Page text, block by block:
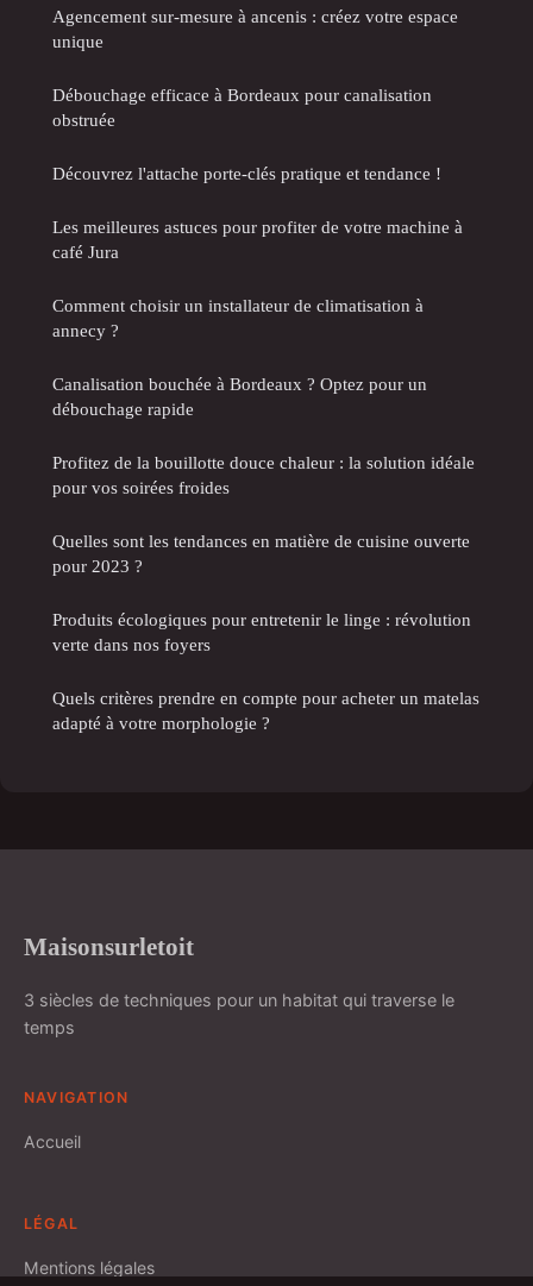
Agencement sur-mesure à ancenis : créez votre espace
unique
Débouchage efficace à Bordeaux pour canalisation
obstruée
Découvrez l'attache porte-clés pratique et tendance !
Les meilleures astuces pour profiter de votre machine à
café Jura
Comment choisir un installateur de climatisation à
annecy ?
Canalisation bouchée à Bordeaux ? Optez pour un
débouchage rapide
Profitez de la bouillotte douce chaleur : la solution idéale
pour vos soirées froides
Quelles sont les tendances en matière de cuisine ouverte
pour 2023 ?
Produits écologiques pour entretenir le linge : révolution
verte dans nos foyers
Quels critères prendre en compte pour acheter un matelas
adapté à votre morphologie ?
Maisonsurletoit
3 siècles de techniques pour un habitat qui traverse le
temps
NAVIGATION
Accueil
LÉGAL
Mentions légales